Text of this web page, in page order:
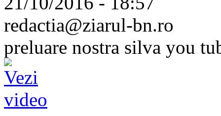
redactia@ziarul-bn.ro
preluare nostra silva you